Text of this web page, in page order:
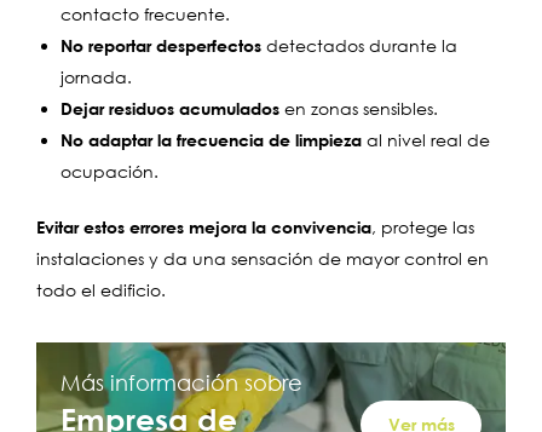
contacto frecuente.
No reportar desperfectos detectados durante la
jornada.
Dejar residuos acumulados en zonas sensibles.
No adaptar la frecuencia de limpieza al nivel real de
ocupación.
Evitar estos errores mejora la convivencia, protege las
instalaciones y da una sensación de mayor control en
todo el edificio.
Más información sobre
Empresa de
Ver más